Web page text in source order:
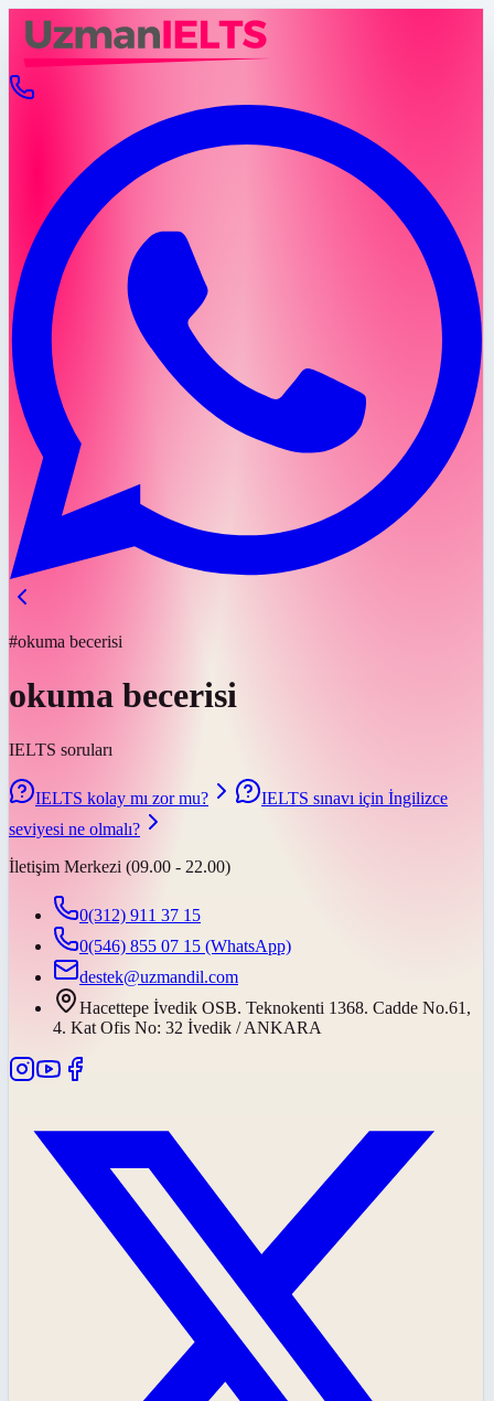
#okuma becerisi
okuma becerisi
IELTS soruları
IELTS kolay mı zor mu?
IELTS sınavı için İngilizce
seviyesi ne olmalı?
İletişim Merkezi (09.00 - 22.00)
0(312) 911 37 15
0(546) 855 07 15 (WhatsApp)
destek@uzmandil.com
Hacettepe İvedik OSB. Teknokenti 1368. Cadde No.61,
4. Kat Ofis No: 32 İvedik / ANKARA